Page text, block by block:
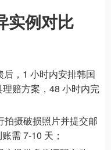
实例对比
，1 小时内安排韩国
赔方案，48 小时内完
摄破损照片并提交邮
需 7-10 天；